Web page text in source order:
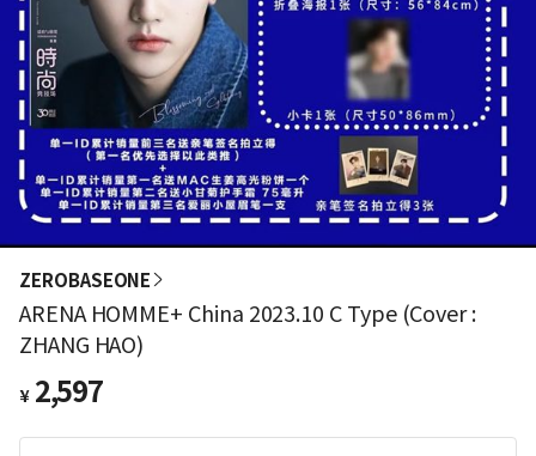
ZEROBASEONE
ARENA HOMME+ China 2023.10 C Type (Cover :
ZHANG HAO)
¥ 2,597